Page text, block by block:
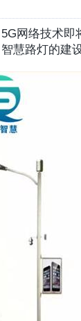
网络技术
慧路灯的建